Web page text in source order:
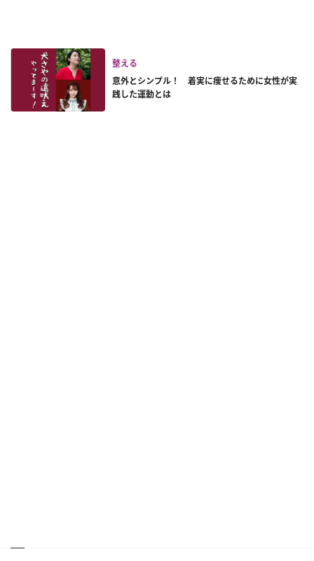
整える
意外とシンプル！ 着実に痩せるために女性が実
践した運動とは